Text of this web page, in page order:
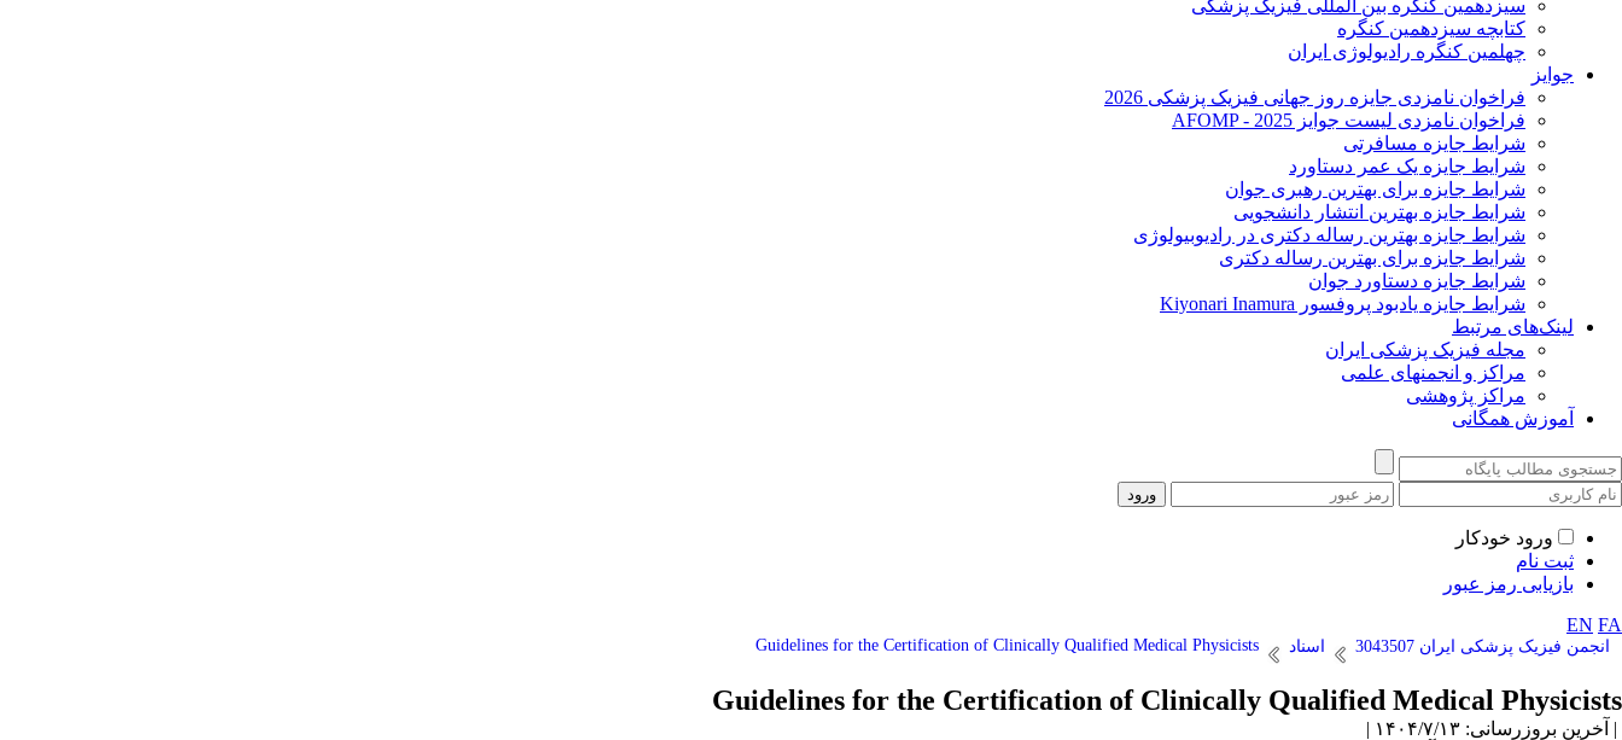
سیزدهمین کنگره بین المللی فیزیک پزشکی
کتابچه سیزدهمین کنگره
چهلمین کنگره رادیولوژی ایران
جوایز
فراخوان نامزدی جایزه روز جهانی فیزیک پزشکی 2026
فراخوان نامزدی لیست جوایز AFOMP - 2025
شرایط جایزه مسافرتی
شرایط جایزه یک عمر دستاورد
شرایط جایزه برای بهترین رهبری جوان
شرایط جایزه بهترین انتشار دانشجویی
شرایط جایزه بهترین رساله دکتری در رادیوبیولوژی
شرایط جایزه برای بهترین رساله دکتری
شرایط جایزه دستاورد جوان
شرایط جایزه یادبود پروفسور Kiyonari Inamura
لینک‌های مرتبط
مجله فیزیک پزشکی ایران
مراکز و انجمنهای علمی
مراکز پژوهشی
آموزش همگانی
ورود خودکار
ثبت نام
بازیابی رمز عبور
EN FA
انجمن فیزیک پزشکی ایران 3043507 اسناد Guidelines for the Certification of Clinically Qualified Medical Physicists
Guidelines for the Certification of Clinically Qualified Medical Physicists
| آخرین بروزرسانی: ۱۴۰۴/۷/۱۳ |